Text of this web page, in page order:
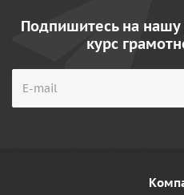
Подпишитесь на нашу
курс